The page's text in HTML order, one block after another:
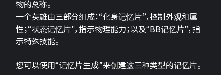
物的总称。
一个英雄由三部分组成：“化身记忆片”，控制外观和属
性；“状态记忆片”，指示物理能力；以及“BB记忆片”，指
示特殊技能。
您可以使用“记忆片生成”来创建这三种类型的记忆片。